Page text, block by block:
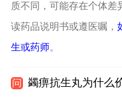
质不同，可能存在个体差
读药品说明书或遵医嘱，
生或药师。
问 蠲痹抗生丸为什么